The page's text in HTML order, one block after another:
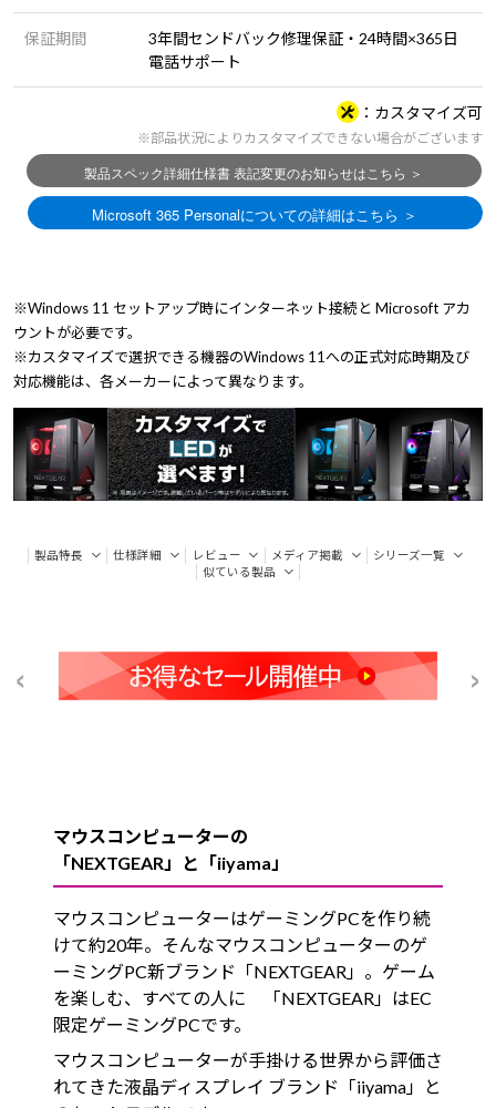
保証期間
3年間センドバック修理保証・24時間×365日
電話サポート
カスタマイズ可
※部品状況によりカスタマイズできない場合がございます
※Windows 11 セットアップ時にインターネット接続と Microsoft アカ
ウントが必要です。
※カスタマイズで選択できる機器のWindows 11への正式対応時期及び
対応機能は、各メーカーによって異なります。
製品特長 仕様詳細 レビュー メディア掲載
シリーズ一覧
似ている製品
マウスコンピューターの
「NEXTGEAR」と「iiyama」
マウスコンピューターはゲーミングPCを作り続
けて約20年。そんなマウスコンピューターのゲ
ーミングPC新ブランド「NEXTGEAR」。ゲーム
を楽しむ、すべての人に 「NEXTGEAR」はEC
限定ゲーミングPCです。
マウスコンピューターが手掛ける世界から評価さ
れてきた液晶ディスプレイ ブランド「iiyama」と